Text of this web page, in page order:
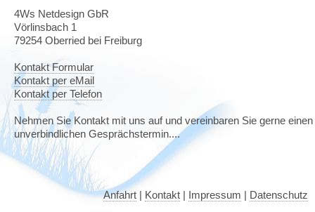
4Ws Netdesign GbR
Vörlinsbach 1
79254 Oberried bei Freiburg
Kontakt Formular
Kontakt per eMail
Kontakt per Telefon
Nehmen Sie Kontakt mit uns auf und vereinbaren Sie gerne einen
unverbindlichen Gesprächstermin....
Anfahrt Kontakt Impressum Datenschutz